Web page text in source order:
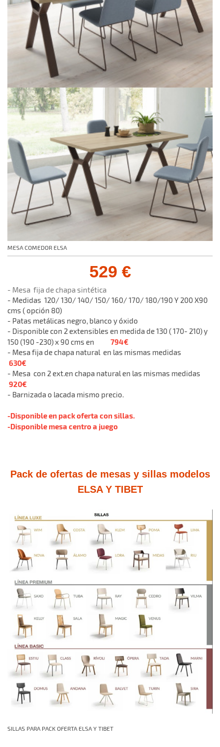
MESA COMEDOR ELSA
529 €
- Mesa fija de chapa sintética
- Medidas 120/ 130/ 140/ 150/ 160/ 170/ 180/190 Y 200 X90
cms ( opción 80)
- Patas metálicas negro, blanco y óxido
- Disponible con 2 extensibles en medida de 130 ( 170- 210) y
150 (190 -230) x 90 cms en 794€
- Mesa fija de chapa natural en las mismas medidas
630€
- Mesa con 2 ext.en chapa natural en las mismas medidas
920€
- Barnizada o lacada mismo precio.
-Disponible en pack oferta con sillas.
-Disponible mesa centro a juego
Pack de ofertas de mesas y sillas modelos
ELSA Y TIBET
SILLAS PARA PACK OFERTA ELSA Y TIBET